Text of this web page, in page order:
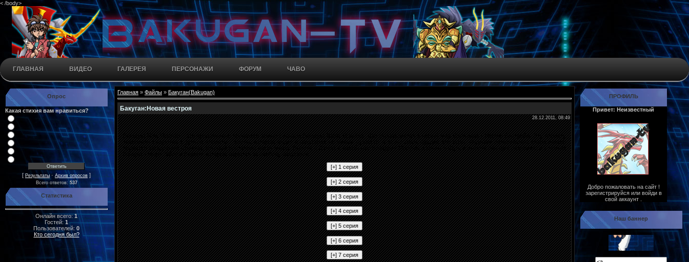
< /body>
ГЛАВНАЯ ВИДЕО ГАЛЕРЕЯ ПЕРСОНАЖИ ФОРУМ ЧАВО
Опрос
Какая стихия вам нравиться?
[ Результаты · Архив опросов ]
Всего ответов: 537
Статистика
Онлайн всего:1
Гостей: 1
Пользователей: 0
Кто сегодня был?
Главная » Файлы » Бакуган(Bakugan)
Бакуган:Новая вестроя
28.12.2011, 08:49
Bakugan New Vestroia - это продолжение японского аниме-сериала Bakugan Battle Brawlers. Дэн отправляется в новый мир Бакуганов - Новую Вестройю. Эту планету
завоевали существа с другой планеты - весты, которые видят в бакуганах не живых существ, а всего лишь орудия для игры. Лидером сильнейшего клана вексов
является загадочный Спектра, который постоянно носит маску. Вместе с Дэном в новый мир попадает Маручо, а затем и Шун, и вместе они присоединяются к новым
бойцам - Мире, Эйсу и Берону, которые борются за свободу бакуганов.
ПРОФИЛЬ
Привет: Неизвестный
Добро пожаловать на сайт !
зарегистрируйся или войди в
свой аккаунт .
Наш баннер